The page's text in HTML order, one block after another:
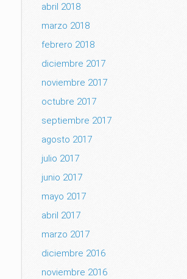
abril 2018
marzo 2018
febrero 2018
diciembre 2017
noviembre 2017
octubre 2017
septiembre 2017
agosto 2017
julio 2017
junio 2017
mayo 2017
abril 2017
marzo 2017
diciembre 2016
noviembre 2016